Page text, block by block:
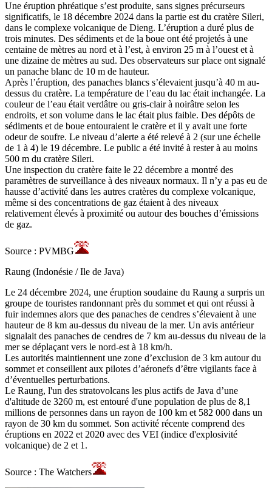
Une éruption phréatique s’est produite, sans signes précurseurs
significatifs, le 18 décembre 2024 dans la partie est du cratère Sileri,
dans le complexe volcanique de Dieng. L’éruption a duré plus de
trois minutes. Des sédiments et de la boue ont été projetés à une
centaine de mètres au nord et à l’est, à environ 25 m à l’ouest et à
une dizaine de mètres au sud. Des observateurs sur place ont signalé
un panache blanc de 10 m de hauteur.
Après l’éruption, des panaches blancs s’élevaient jusqu’à 40 m au-
dessus du cratère. La température de l’eau du lac était inchangée. La
couleur de l’eau était verdâtre ou gris-clair à noirâtre selon les
endroits, et son volume dans le lac était plus faible. Des dépôts de
sédiments et de boue entouraient le cratère et il y avait une forte
odeur de soufre. Le niveau d’alerte a été relevé à 2 (sur une échelle
de 1 à 4) le 19 décembre. Le public a été invité à rester à au moins
500 m du cratère Sileri.
Une inspection du cratère faite le 22 décembre a montré des
paramètres de surveillance à des niveaux normaux. Il n’y a pas eu de
hausse d’activité dans les autres cratères du complexe volcanique,
même si des concentrations de gaz étaient à des niveaux
relativement élevés à proximité ou autour des bouches d’émissions
de gaz.
Source : PVMBG
Raung (Indonésie / Ile de Java)
Le 24 décembre 2024, une éruption soudaine du Raung a surpris un
groupe de touristes randonnant près du sommet et qui ont réussi à
fuir indemnes alors que des panaches de cendres s’élevaient à une
hauteur de 8 km au-dessus du niveau de la mer. Un avis antérieur
signalait des panaches de cendres de 7 km au-dessus du niveau de la
mer se déplaçant vers le nord-est à 18 km/h.
Les autorités maintiennent une zone d’exclusion de 3 km autour du
sommet et conseillent aux pilotes d’aéronefs d’être vigilants face à
d’éventuelles perturbations.
Le Raung, l'un des stratovolcans les plus actifs de Java d’une
d'altitude de 3260 m, est entouré d'une population de plus de 8,1
millions de personnes dans un rayon de 100 km et 582 000 dans un
rayon de 30 km du sommet. Son activité récente comprend des
éruptions en 2022 et 2020 avec des VEI (indice d'explosivité
volcanique) de 2 et 1.
Source : The Watchers